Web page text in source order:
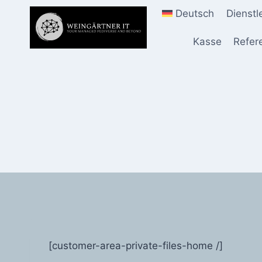
springen
Deutsch
Kasse
[customer-area-private-files-home /]